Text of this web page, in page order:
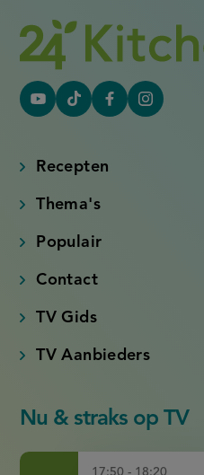
YouTube
link)
Tiktok
link)
FacebookInstagram
Recepten
Thema's
Populair
Contact
TV Gids
TV Aanbieders
Nu & straks op TV
17:50 - 18:20